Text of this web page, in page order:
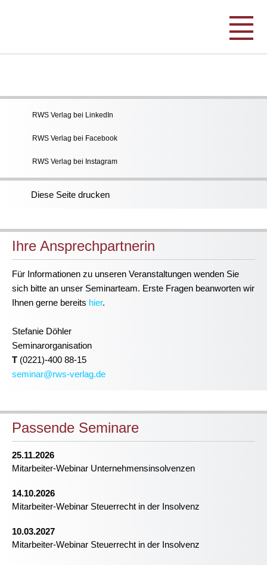
RWS Verlag bei LinkedIn
RWS Verlag bei Facebook
RWS Verlag bei Instagram
Diese Seite drucken
Ihre Ansprechpartnerin
Für Informationen zu unseren Veranstaltungen wenden Sie
sich bitte an unser Seminarteam. Erste Fragen beanworten wir
Ihnen gerne bereits hier.
Stefanie Döhler
Seminarorganisation
T (0221)-400 88-15
seminar@rws-verlag.de
Passende Seminare
25.11.2026
Mitarbeiter-Webinar Unternehmensinsolvenzen
14.10.2026
Mitarbeiter-Webinar Steuerrecht in der Insolvenz
10.03.2027
Mitarbeiter-Webinar Steuerrecht in der Insolvenz